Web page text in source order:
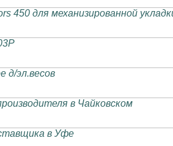
450 для механизированной
д/эл.весов
в Чайковском
в Уфе